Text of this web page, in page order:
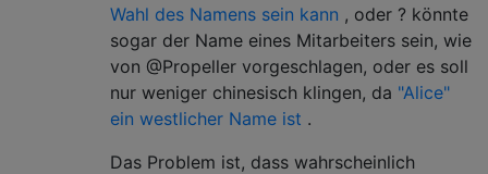
Wahl des Namens sein kann , oder ? könnte
sogar der Name eines Mitarbeiters sein, wie
von @Propeller vorgeschlagen, oder es soll
nur weniger chinesisch klingen, da "Alice"
ein westlicher Name ist .
Das Problem ist, dass wahrscheinlich